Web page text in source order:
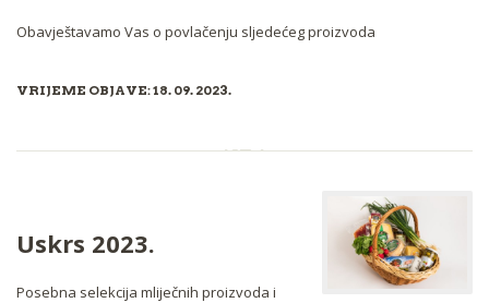
Obavještavamo Vas o povlačenju sljedećeg proizvoda
VRIJEME OBJAVE: 18. 09. 2023.
Uskrs 2023.
Posebna selekcija mliječnih proizvoda i